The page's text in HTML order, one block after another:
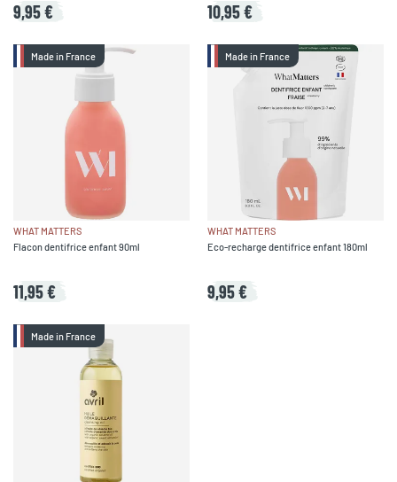
9,95 € 10,95 €
Made in France
WHAT MATTERS
Flacon dentifrice enfant 90ml
11,95 €
Made in France
WHAT MATTERS
Eco-recharge dentifrice enfant 180ml
9,95 €
Made in France